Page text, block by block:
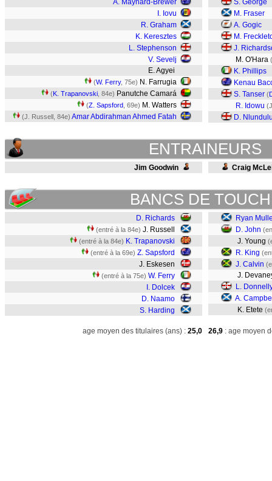
A. Maynard-Brewer
I. Iovu
R. Graham
K. Keresztes
L. Stephenson
V. Sevelj
E. Agyei
(W. Ferry, 75e) N. Farrugia
(K. Trapanovski , 84e) Panutche Camará
(Z. Sapsford , 69e) M. Watters
(J. Russell, 84e) Amar Abdirahman Ahmed Fatah
S. George
M. Fraser
A. Gogic
M.
J.
M. O'Hara (
K. Phillips
Kenau
S. Tanser (
R. Idowu
D.
ENTRAINEURS
Jim Goodwin Craig
BANCS DE
D. Richards
(entré à la 84e) J. Russell
(entré à la 84e) K. Trapanovski
(entré à la 69e) Z. Sapsford
J. Eskesen
(entré à la 75e) W. Ferry
I. Dolcek
D. Naamo
S. Harding
Ryan
D. John
J. Young
R. King
J. Calvin
J.
L.
A.
K. Etete
age moyen des titulaires (ans) : 25,0 26,9 : age moyen